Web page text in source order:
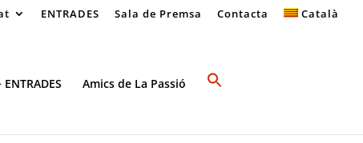
ENTRADES Sala de Premsa Contacta Català
ENTRADES Amics de La Passió